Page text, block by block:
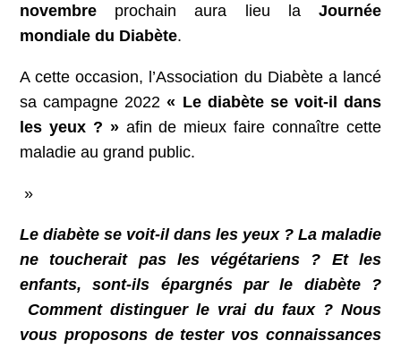
novembre prochain aura lieu la Journée
mondiale du Diabète.
A cette occasion, l’Association du Diabète a lancé
sa campagne 2022« Le diabète se voit-il dans
les yeux ? » afin de mieux faire connaître cette
maladie au grand public.
»
Le diabète se voit-il dans les yeux ? La maladie
ne toucherait pas les végétariens ? Et les
enfants, sont-ils épargnés par le diabète ?
Comment distinguer le vrai du faux ? Nous
vous proposons de tester vos connaissances